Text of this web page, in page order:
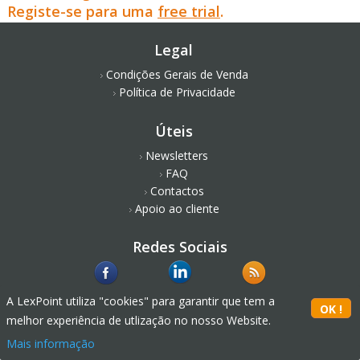
Registe-se para uma free trial.
Legal
Condições Gerais de Venda
Política de Privacidade
Úteis
Newsletters
FAQ
Contactos
Apoio ao cliente
Redes Sociais
A LexPoint utiliza "cookies" para garantir que tem a
melhor experiência de utlização no nosso Website.
Mais informação